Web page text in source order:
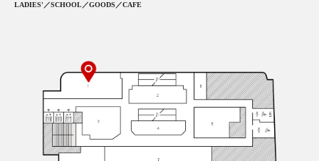
PARCOメンバーズ
JP
LADIES'／SCHOOL／GOODS／CAFE